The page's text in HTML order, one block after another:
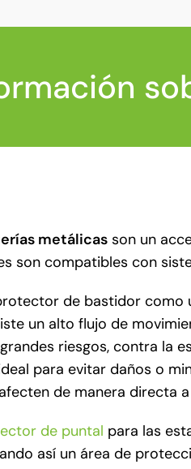
metálicas son un
son compatibles con
de bastidor como
un alto flujo de
riesgos, contra la
para evitar daños o
de manera directa
de puntal para las
así un área de